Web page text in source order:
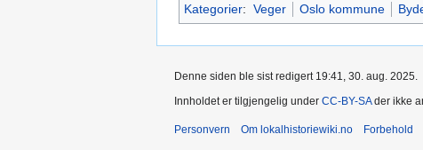
Kategorier: Veger Oslo kommune
Denne siden ble sist redigert 19:41, 30. aug. 2025.
Innholdet er tilgjengelig under CC-BY-SAder ikke
Personvern Om lokalhistoriewiki.no Forbehold